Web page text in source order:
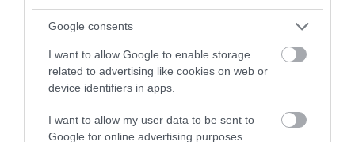
Google consents
I want to allow Google to enable storage
related to advertising like cookies on web or
device identifiers in apps.
I want to allow my user data to be sent to
Google for online advertising purposes.
Legfrissebb híreink
TÖBB MINT EGY HÓNAP IS LEHET, MIRE
TELJESEN ÚJRAINDUL A P...
Mindenki ügye